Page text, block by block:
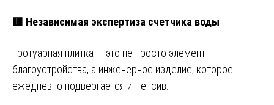
🟥 Независимая экспертиза счетчика воды
Тротуарная плитка — это не просто элемент
благоустройства, а инженерное изделие, которое
ежедневно подвергается интенсив…